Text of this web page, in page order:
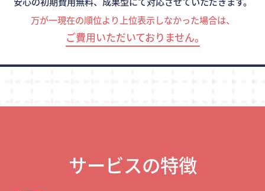
万が一現在の順位より上位表示しなかった場合は、
ご費用いただいておりません｡
サービスの特徴